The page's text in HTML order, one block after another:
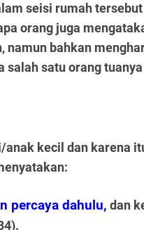
seisi rumah tersebut
orang juga
namun bahkan
salah satu orang
anak kecil dan karena
percaya dahulu, dan